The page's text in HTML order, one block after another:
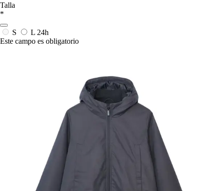
Talla
*
S L 24h
Este campo es obligatorio